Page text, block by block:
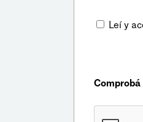
Leí y